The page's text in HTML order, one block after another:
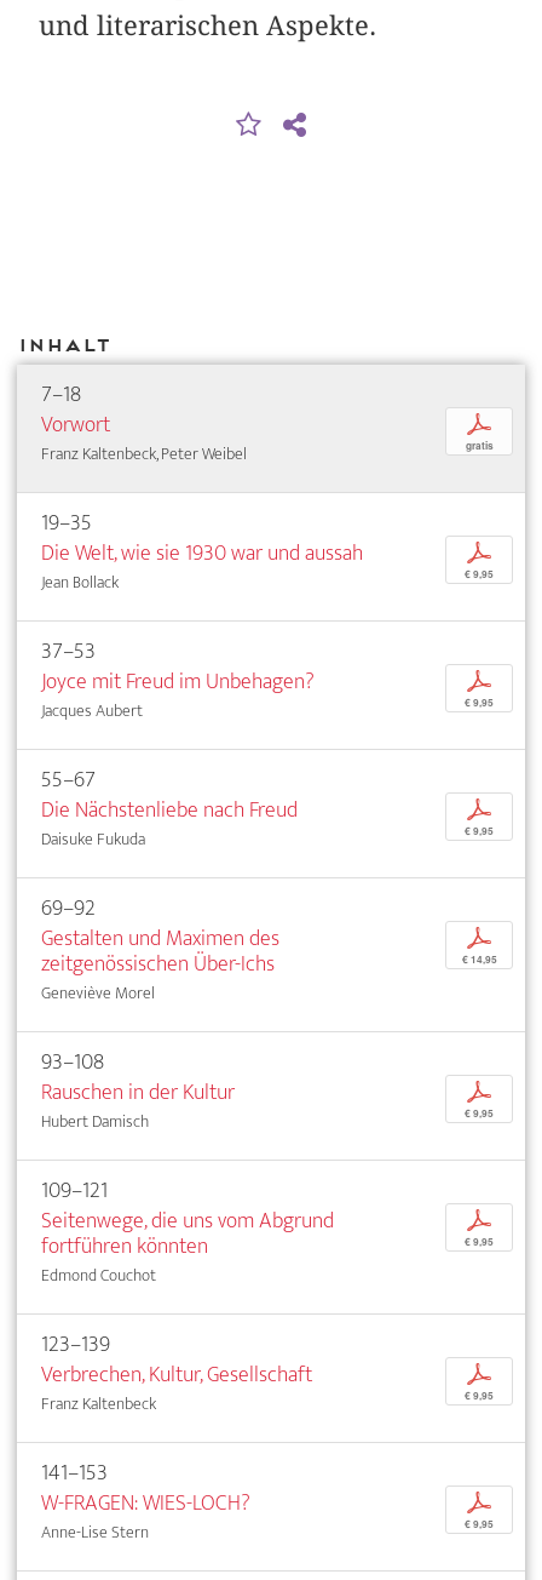
und literarischen Aspekte.
Inhalt
7–18
Vorwort
Franz Kaltenbeck, Peter Weibel
p
gratis
19–35
Die Welt, wie sie 1930 war und aussah
Jean Bollack
p
€ 9,95
37–53
Joyce mit Freud im Unbehagen?
Jacques Aubert
p
€ 9,95
55–67
Die Nächstenliebe nach Freud
Daisuke Fukuda
p
€ 9,95
69–92
Gestalten und Maximen des
zeitgenössischen Über-Ichs
Geneviève Morel
p
€ 14,95
93–108
Rauschen in der Kultur
Hubert Damisch
p
€ 9,95
109–121
Seitenwege, die uns vom Abgrund
fortführen könnten
Edmond Couchot
p
€ 9,95
123–139
Verbrechen, Kultur, Gesellschaft
Franz Kaltenbeck
p
€ 9,95
141–153
W-FRAGEN: WIES-LOCH?
Anne-Lise Stern
p
€ 9,95